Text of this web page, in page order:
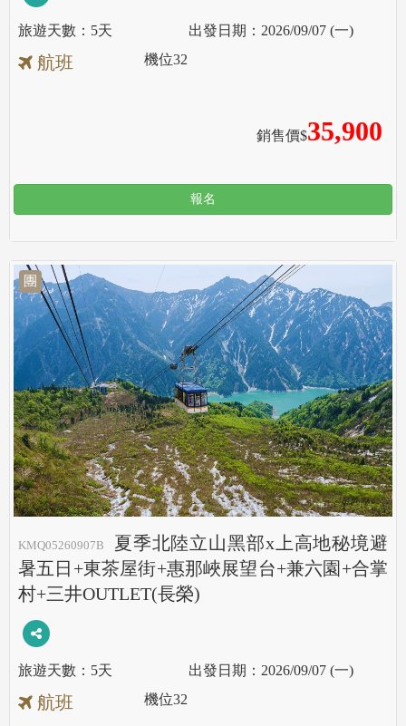
5天 2026/09/07 (一)
航班
銷售價$35,900
機位32
報名
團
KMQ05260907B
夏季北陸立山黑部x上高地秘境避
暑五日+東茶屋街+惠那峽展望台+兼六園+合掌
村+三井OUTLET(長榮)
5天 2026/09/07 (一)
航班 機位32